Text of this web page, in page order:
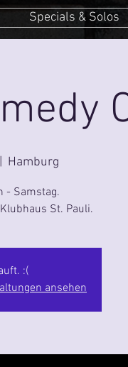
Specials & Solos
Hamburg
- Samstag.
St. Pauli.
:(
ansehen